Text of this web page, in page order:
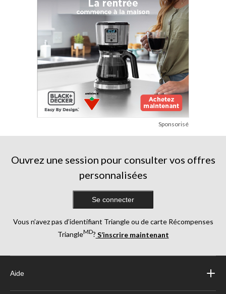
Sponsorisé
Ouvrez une session pour consulter vos offres
personnalisées
Se connecter
Vous n’avez pas d’identifiant Triangle ou de carte Récompenses
TriangleMD? S’inscrire maintenant
Aide